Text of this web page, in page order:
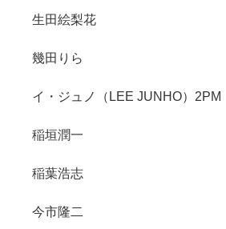
生田絵梨花
幾田りら
イ・ジュノ（LEE JUNHO）2PM
稲垣潤一
稲葉浩志
今市隆二